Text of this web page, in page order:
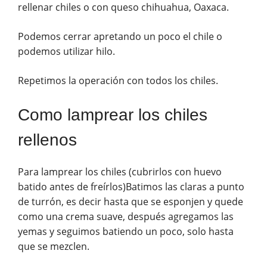
rellenar chiles o con queso chihuahua, Oaxaca.
Podemos cerrar apretando un poco el chile o
podemos utilizar hilo.
Repetimos la operación con todos los chiles.
Como lamprear los chiles
rellenos
Para lamprear los chiles (cubrirlos con huevo
batido antes de freírlos)Batimos las claras a punto
de turrón, es decir hasta que se esponjen y quede
como una crema suave, después agregamos las
yemas y seguimos batiendo un poco, solo hasta
que se mezclen.